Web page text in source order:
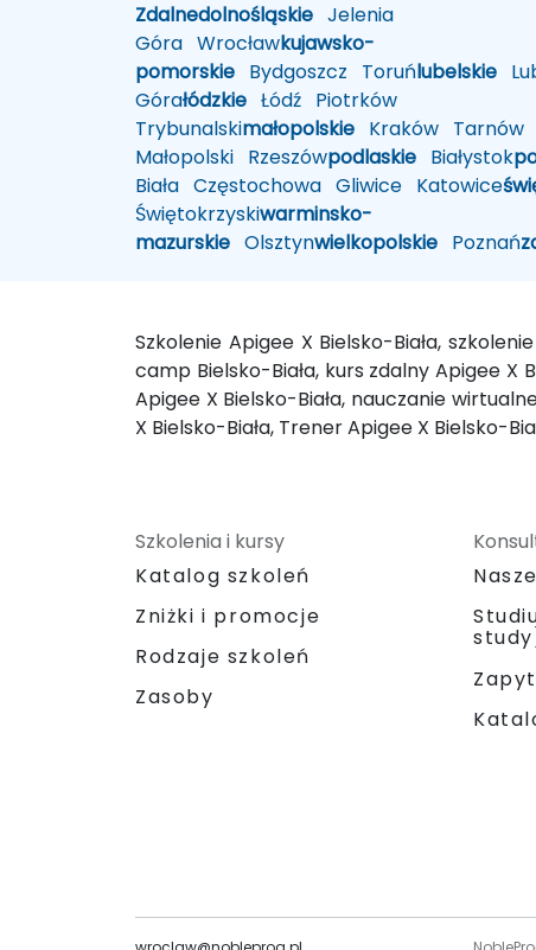
Zdalnedolnośląskie Jelenia
Góra Wrocławkujawsko-
pomorskie Bydgoszcz Toruńlubelskie
Górałódzkie Łódź Piotrków
Trybunalskimałopolskie Kraków Tarnów
Małopolski Rzeszówpodlaskie Białystok
Biała Częstochowa Gliwice Katowice
Świętokrzyskiwarminsko-
mazurskie Olsztynwielkopolskie Poznań
Szkolenie Apigee X Bielsko-Biała,
camp Bielsko-Biała, kurs zdalny Apigee X
Apigee X Bielsko-Biała, nauczanie
X Bielsko-Biała, Trener Apigee X Bielsko-
Szkolenia i kursy
Katalog szkoleń
Zniżki i promocje
Rodzaje szkoleń
Zasoby